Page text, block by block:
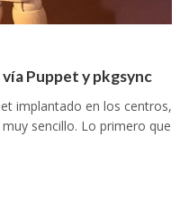
Puppet y pkgsync
implantado en los centros,
sencillo. Lo primero que